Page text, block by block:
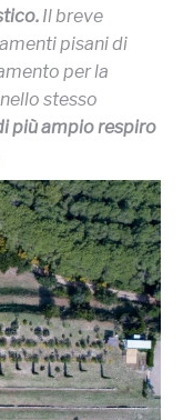
Il breve
pisani di
per la
stesso
più ampio respiro